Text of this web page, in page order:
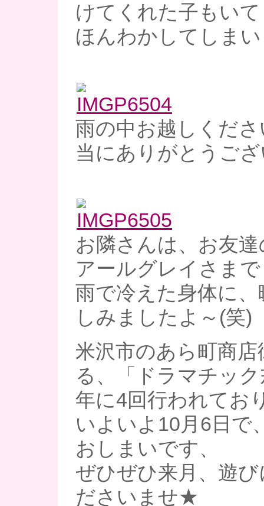
けてくれた子もいて
ほんわかしてしま
雨の中お越しくだ
当にありがとうご
お隣さんは、お友
アールグレイさま
雨で冷えた身体に
しみましたよ～(笑)
米沢市のあら町商
る、「ドラマチッ
年に4回行われてお
いよいよ10月6日で
おしまいです、
ぜひぜひ来月、遊
ださいませ★